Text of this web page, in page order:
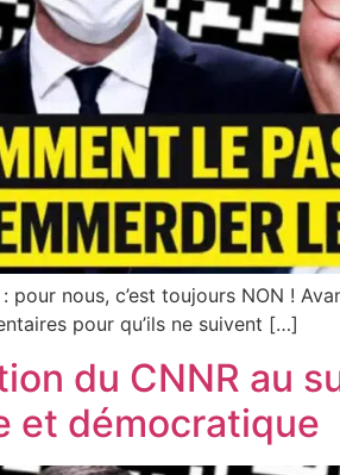
: pour nous, c’est toujours NON !
pour qu’ils ne suivent […]
du CNNR au
et démocratique